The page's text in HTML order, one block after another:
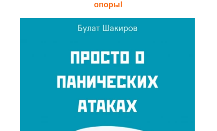
опоры!